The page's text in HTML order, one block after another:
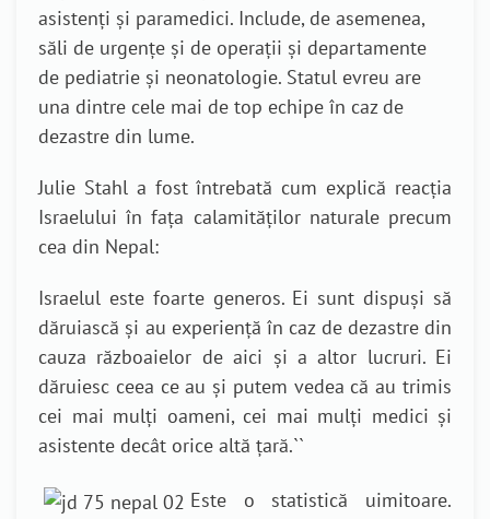
asistenți și paramedici. Include, de asemenea,
săli de urgențe și de operații și departamente
de pediatrie și neonatologie. Statul evreu are
una dintre cele mai de top echipe în caz de
dezastre din lume.
Julie Stahl a fost întrebată cum explică reacția
Israelului în fața calamităților naturale precum
cea din Nepal:
Israelul este foarte generos. Ei sunt dispuși să
dăruiască și au experiență în caz de dezastre din
cauza războaielor de aici și a altor lucruri. Ei
dăruiesc ceea ce au și putem vedea că au trimis
cei mai mulți oameni, cei mai mulți medici și
asistente decât orice altă țară.``
Este o statistică uimitoare.